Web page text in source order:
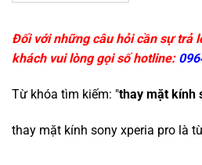
Đối với những câu hỏi cần sự trả
khách vui lòng gọi số hotline:
Từ khóa tìm kiếm: "thay mặt kính
thay mặt kính sony xperia pro là